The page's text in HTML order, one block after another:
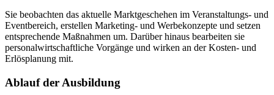
Sie beobachten das aktuelle Marktgeschehen im Veranstaltungs- und
Eventbereich, erstellen Marketing- und Werbekonzepte und setzen
entsprechende Maßnahmen um. Darüber hinaus bearbeiten sie
personalwirtschaftliche Vorgänge und wirken an der Kosten- und
Erlösplanung mit.
Ablauf der Ausbildung